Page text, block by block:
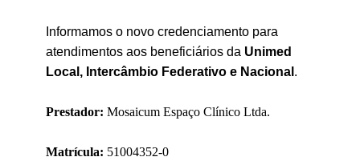
Informamos o novo credenciamento para
atendimentos aos beneficiários da Unimed
Local, Intercâmbio Federativo e Nacional .
Prestador: Mosaicum Espaço Clínico Ltda.
Matrícula: 51004352-0